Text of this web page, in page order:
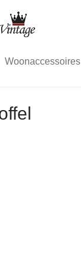
Woonaccessoires